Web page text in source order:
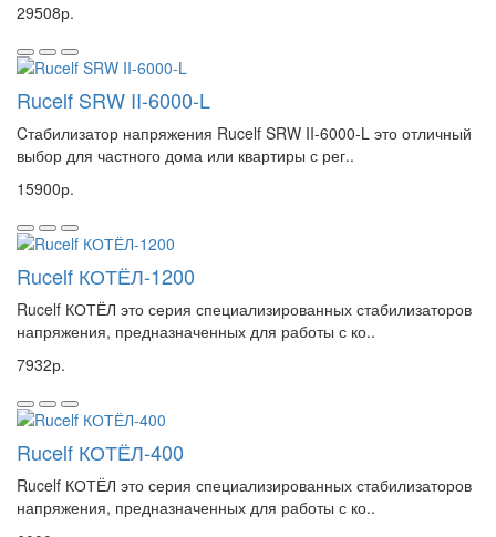
29508р.
Rucelf SRW II-6000-L
Cтабилизатор напряжения Rucelf SRW II-6000-L это отличный
выбор для частного дома или квартиры с рег..
15900р.
Rucelf КОТЁЛ-1200
Rucelf КОТЁЛ это серия специализированных стабилизаторов
напряжения, предназначенных для работы с ко..
7932р.
Rucelf КОТЁЛ-400
Rucelf КОТЁЛ это серия специализированных стабилизаторов
напряжения, предназначенных для работы с ко..